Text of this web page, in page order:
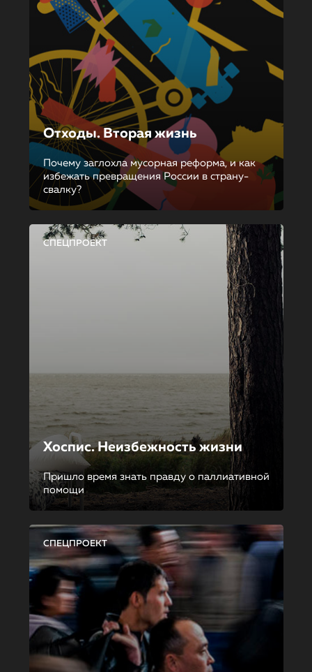
Отходы. Вторая жизнь
Почему заглохла мусорная реформа, и как
избежать превращения России в страну-
свалку?
СПЕЦПРОЕКТ
Хоспис. Неизбежность жизни
Пришло время знать правду о паллиативной
помощи
СПЕЦПРОЕКТ